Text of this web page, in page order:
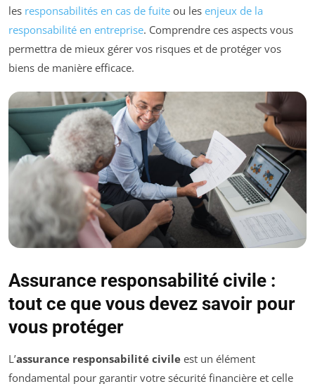
les responsabilités en cas de fuite ou les enjeux de la
responsabilité en entreprise. Comprendre ces aspects vous
permettra de mieux gérer vos risques et de protéger vos
biens de manière efficace.
Assurance responsabilité civile :
tout ce que vous devez savoir pour
vous protéger
L’assurance responsabilité civile est un élément
fondamental pour garantir votre sécurité financière et celle